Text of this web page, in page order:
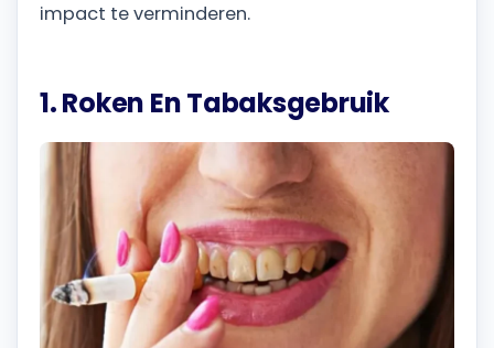
impact te verminderen.
1. Roken En Tabaksgebruik